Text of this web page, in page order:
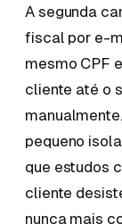
A segunda
fiscal por e-
mesmo CPF
cliente até o
pequeno
que estudos
cliente
nunca mais